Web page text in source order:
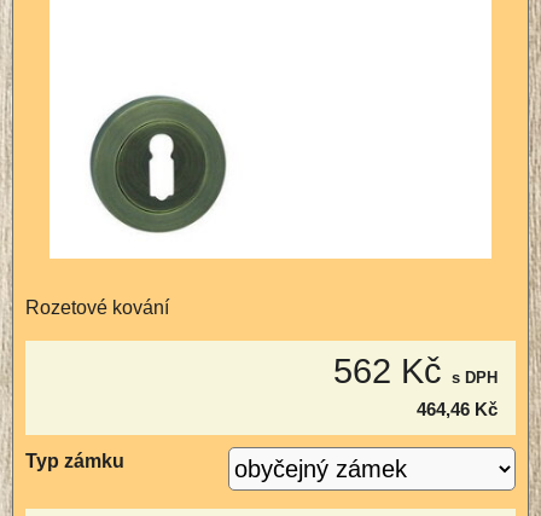
Rozetové kování
562 Kč s DPH
464,46 Kč
Typ zámku